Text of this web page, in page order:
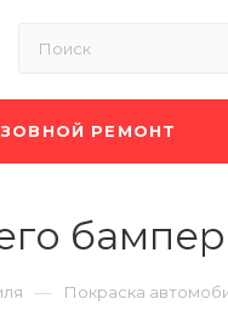
РЕМОНТ
— Покраска